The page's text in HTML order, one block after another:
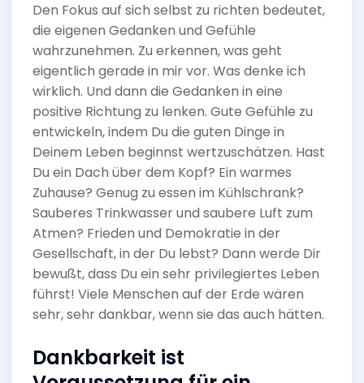
Den Fokus auf sich selbst zu richten bedeutet,
die eigenen Gedanken und Gefühle
wahrzunehmen. Zu erkennen, was geht
eigentlich gerade in mir vor. Was denke ich
wirklich. Und dann die Gedanken in eine
positive Richtung zu lenken. Gute Gefühle zu
entwickeln, indem Du die guten Dinge in
Deinem Leben beginnst wertzuschätzen. Hast
Du ein Dach über dem Kopf? Ein warmes
Zuhause? Genug zu essen im Kühlschrank?
Sauberes Trinkwasser und saubere Luft zum
Atmen? Frieden und Demokratie in der
Gesellschaft, in der Du lebst? Dann werde Dir
bewußt, dass Du ein sehr privilegiertes Leben
führst! Viele Menschen auf der Erde wären
sehr, sehr dankbar, wenn sie das auch hätten.
Dankbarkeit ist